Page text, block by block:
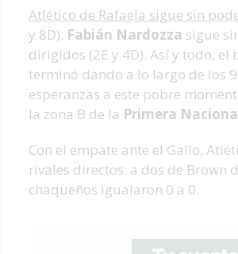
Atlético de Rafaela sigue sin
y 8D). Fabián Nardozza sigue
dirigidos (2E y 4D). Así y todo,
terminó dando a lo largo de los
esperanzas a este pobre
la zona B de la Primera
Con el empate ante el Gallo,
rivales directos: a dos de Brown
chaqueños igualaron 0 a 0.